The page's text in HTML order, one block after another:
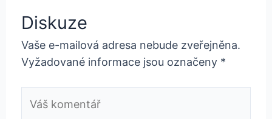
Diskuze
Vaše e-mailová adresa nebude zveřejněna.
Vyžadované informace jsou označeny *
komentář